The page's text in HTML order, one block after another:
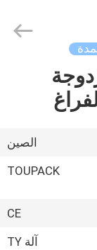
الصين
TOUPACK
CE
آلة TY